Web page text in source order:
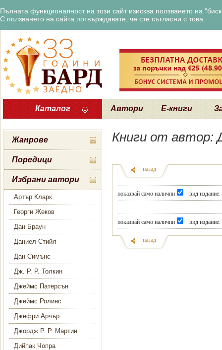
Пълната функционалност на този сайт изисква ползването на
С ползването на сайта потвърждавате, че сте съгласни с това.
Каталог Автори Е-книги
Жанрове
Поредици
Избрани автори
Артър Кларк
Георги Жеков
Дан Браун
Даниел Стийл
Дан Симънс
Дж. Р. Р. Толкин
Джеймс Патерсън
Джеймс Ролинс
Джефри Арчър
Джордж Р. Р. Мартин
Дийпак Чопра
Книги от автор:
показвай само налични вид издание:
показвай само налични вид издание:
назад
назад